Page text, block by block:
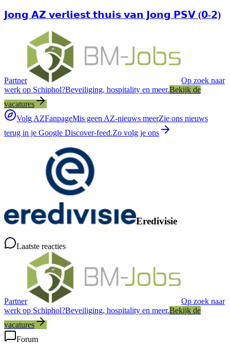
𝗝𝗼𝗻𝗴 𝗔𝗭 𝘃𝗲𝗿𝗹𝗶𝗲𝘀𝘁 𝘁𝗵𝘂𝗶𝘀 𝘃𝗮𝗻 𝗝𝗼𝗻𝗴 𝗣𝗦𝗩 (𝟬-𝟮)
Partner
Op zoek naar
werk op Schiphol?Beveiliging, hospitality en meer.Bekijk de
vacatures
Volg AZFanpageMis geen AZ-nieuws meerZie ons nieuws
terug in je Google Discover-feed.Zo volg je ons
Eredivisie
Laatste reacties
Partner
Op zoek naar
werk op Schiphol?Beveiliging, hospitality en meer.Bekijk de
vacatures
Forum